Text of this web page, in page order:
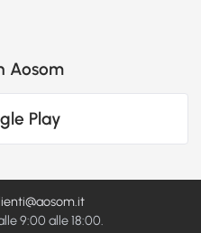
Aosom
Play
9:00 alle 18:00.